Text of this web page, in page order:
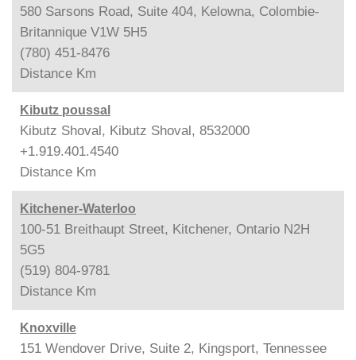
580 Sarsons Road, Suite 404, Kelowna, Colombie-
Britannique V1W 5H5
(780) 451-8476
Distance Km
Kibutz poussal
Kibutz Shoval, Kibutz Shoval, 8532000
+1.919.401.4540
Distance Km
Kitchener-Waterloo
100-51 Breithaupt Street, Kitchener, Ontario N2H
5G5
(519) 804-9781
Distance Km
Knoxville
151 Wendover Drive, Suite 2, Kingsport, Tennessee